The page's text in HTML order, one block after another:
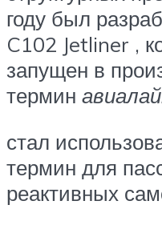
году был
C102 Jetliner ,
запущен в
термин
стал
термин для
реактивных